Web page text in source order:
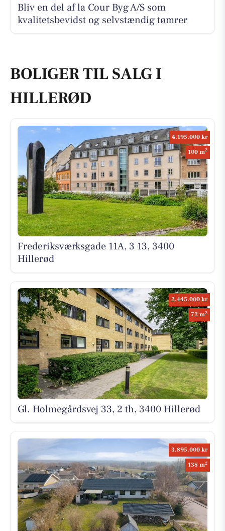
Bliv en del af la Cour Byg A/S som
kvalitetsbevidst og selvstændig tømrer
BOLIGER TIL SALG I
HILLERØD
4.195.000 kr
100 m2
Frederiksværksgade 11A, 3 13, 3400
Hillerød
2.445.000 kr
72 m2
Gl. Holmegårdsvej 33, 2 th, 3400 Hillerød
3.895.000 kr
138 m2